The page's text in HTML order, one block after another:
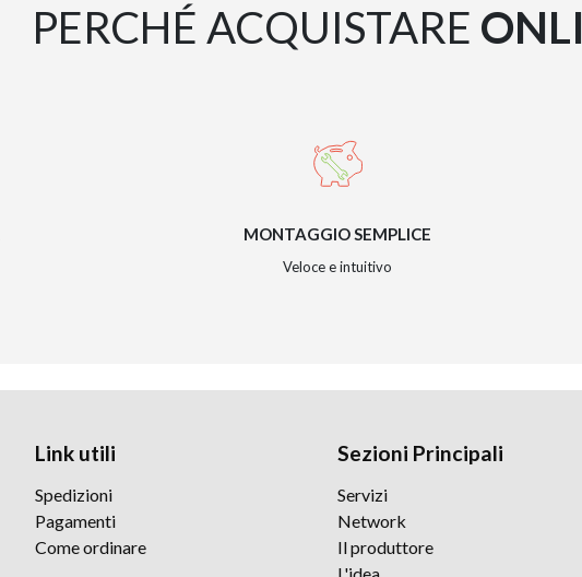
PERCHÉ ACQUISTARE
MONTAGGIO SEMPLICE
Veloce e intuitivo
Link utili
Spedizioni
Pagamenti
Come ordinare
Sezioni Principali
Servizi
Network
Il produttore
L'idea